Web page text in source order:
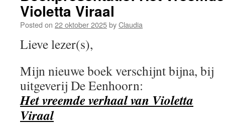
Violetta Viraal
Posted on 22 oktober 2025byClaudia
Lieve lezer(s),
Mijn nieuwe boek verschijnt bijna, bij
uitgeverij De Eenhoorn:
Het vreemde verhaal van Violetta
Viraal